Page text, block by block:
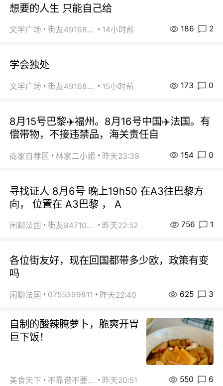
想要的人生 只能自己给
文学广场 街友49168527 14小时前 186 2
学会独处
文学广场 街友49168527 15小时前 173 0
8月15号巴黎✈️福州。8月16号中国✈️法国。有
偿带物，不接违禁品，海关责任自
商家自荐区 林家二小姐 昨天23:39 154 0
寻找证人 8月6号 晚上19h50 在A3往巴黎方
向， 位置在 A3巴黎 ， A
闲聊法国 街友84710671 昨天22:52 756 1
各位街友好，现在回国都带多少欧，政策有变
吗
闲聊法国 0755399811 昨天22:40 625 3
自制的酸辣腌萝卜，脆爽开胃
巨下饭！
美食天下 不靠谱不要联系 昨天20:51 550 6